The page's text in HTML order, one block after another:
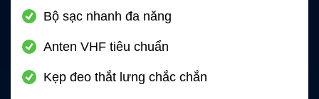
Bộ sạc nhanh đa năng
Anten VHF tiêu chuẩn
Kẹp đeo thắt lưng chắc chắn